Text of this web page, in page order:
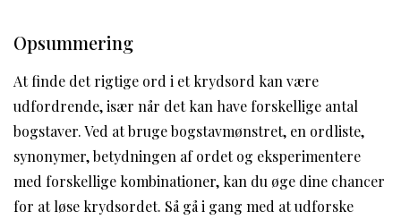
Opsummering
At finde det rigtige ord i et krydsord kan være
udfordrende, især når det kan have forskellige antal
bogstaver. Ved at bruge bogstavmønstret, en ordliste,
synonymer, betydningen af ordet og eksperimentere
med forskellige kombinationer, kan du øge dine chancer
for at løse krydsordet. Så gå i gang med at udforske